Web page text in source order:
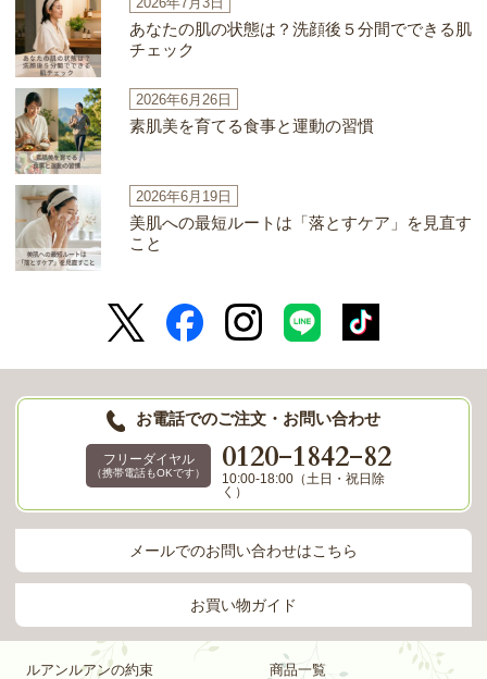
あなたの肌の状態は？洗顔後５分間でできる肌
チェック
2026年6月26日
素肌美を育てる食事と運動の習慣
2026年6月19日
美肌への最短ルートは「落とすケア」を見直す
こと
お電話でのご注文・お問い合わせ
フリーダイヤル
（携帯電話もOKです） 0120-1842-82
10:00-18:00（土日・祝日除
く）
メールでのお問い合わせはこちら
お買い物ガイド
ルアンルアンの約束
商品一覧